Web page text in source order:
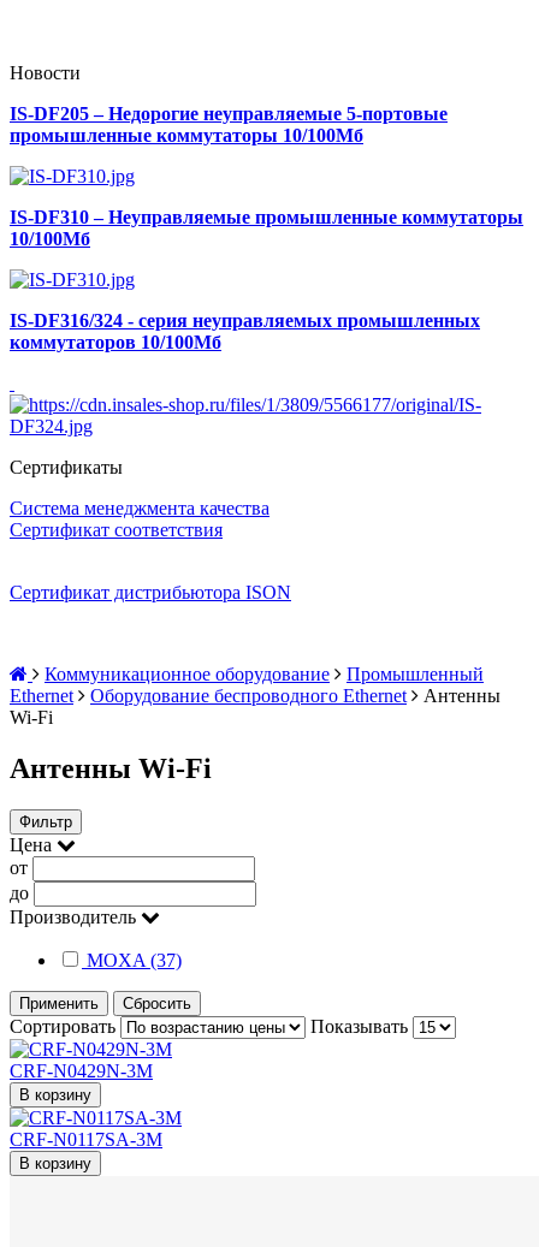
Новости
IS-DF205 – Недорогие неуправляемые 5-портовые
промышленные коммутаторы 10/100Мб
IS-DF310 – Неуправляемые промышленные коммутаторы
10/100Мб
IS-DF316/324 - серия неуправляемых промышленных
коммутаторов 10/100Мб
Сертификаты
Система менеджмента качества
Сертификат соответствия
Сертификат дистрибьютора ISON
Коммуникационное оборудование
Промышленный
Ethernet
Оборудование беспроводного Ethernet
Антенны
Wi-Fi
Антенны Wi-Fi
Фильтр
Цена
от
до
Производитель
MOXA (37)
Применить Сбросить
Сортировать Показывать
CRF-N0429N-3M
В корзину
CRF-N0117SA-3M
В корзину